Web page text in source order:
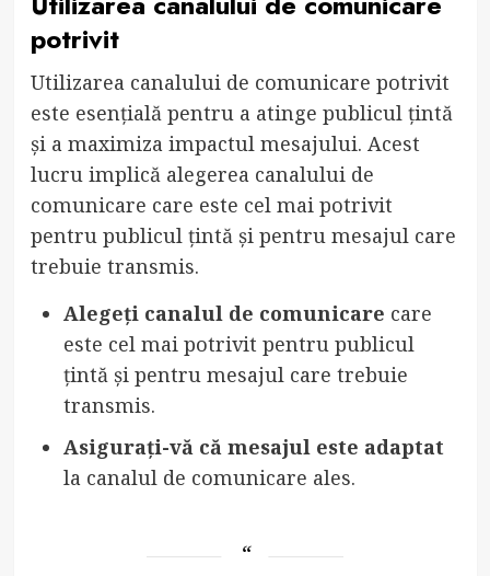
potrivit
Utilizarea canalului de comunicare potrivit
este esențială pentru a atinge publicul țintă
și a maximiza impactul mesajului. Acest
lucru implică alegerea canalului de
comunicare care este cel mai potrivit
pentru publicul țintă și pentru mesajul care
trebuie transmis.
Alegeți canalul de comunicare care
este cel mai potrivit pentru publicul
țintă și pentru mesajul care trebuie
transmis.
Asigurați-vă că mesajul este adaptat
la canalul de comunicare ales.